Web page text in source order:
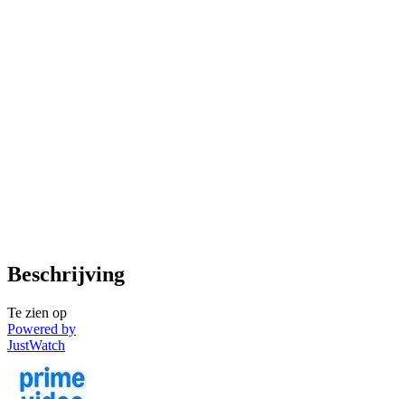
Beschrijving
Te zien op
Powered by
JustWatch